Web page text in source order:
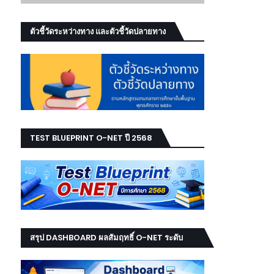
ตัวชี้วัดระหว่างทาง และตัวชี้วัดปลายทาง
TEST BLUEPRINT O-NET ปี 2568
สรุป DASHBOARD ผลสัมฤทธิ์ O-NET ระดับ
เขต